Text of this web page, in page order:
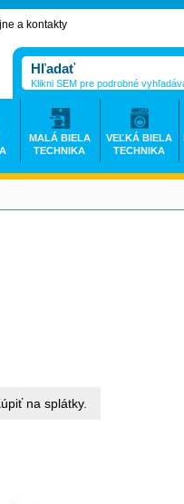
na splátky.
a kontakty
Klikni SEM pre podrobné
MALÁ BIELA
TECHNIKA
VEĽKÁ BIELA
TECHNIKA